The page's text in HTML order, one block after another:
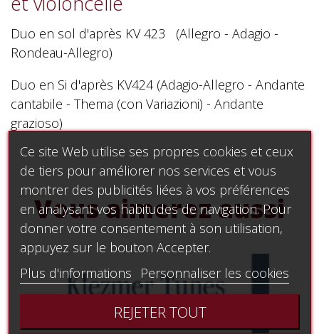
Duo en sol d'après KV 423 (Allegro - Adagio -
Rondeau-Allegro)
Duo en Si d'après KV424 (Adagio-Allegro - Andante
cantabile - Thema (con Variazioni) - Andante
grazioso)
Vous aimerez aussi
Ce site Web utilise ses propres cookies et ceux
de tiers pour améliorer nos services et vous
montrer des publicités liées à vos préférences
en analysant vos habitudes de navigation. Pour
donner votre consentement à son utilisation,
appuyez sur le bouton Accepter.
Plus d'informations
Personnaliser les cookies
REJETER TOUT